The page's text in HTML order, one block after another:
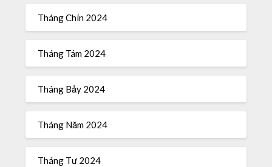
Tháng Chín 2024
Tháng Tám 2024
Tháng Bảy 2024
Tháng Năm 2024
Tháng Tư 2024